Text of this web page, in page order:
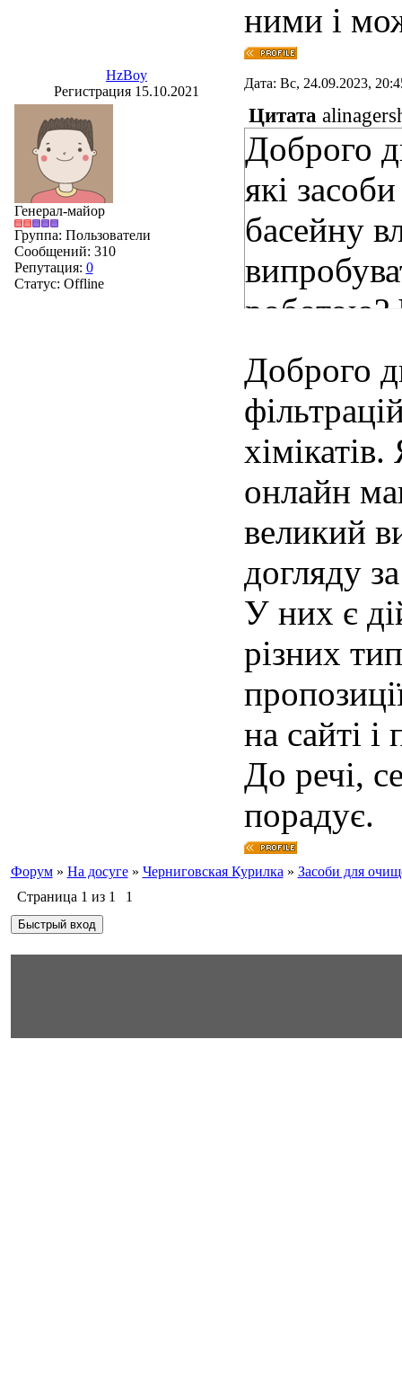
ними і
HzBoy
Регистрация 15.10.2021
Дата: Вс, 24.09.2023,
Генерал-майор
Группа: Пользователи
Сообщений: 310
Репутация: 0
Статус: Offline
Цитата
Доброго
які
басейну
роботою?
Доброго
онлайн
великий
догляду
У них є
різних
на сайті і
До речі,
порадує.
Форум » На досуге » Черниговская Курилка » Засоби для
Страница 1 из 1 1